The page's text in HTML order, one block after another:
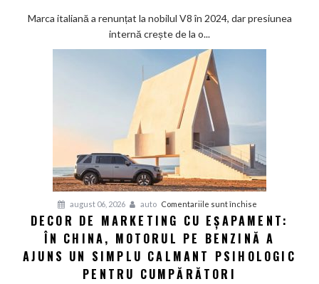
și
din
nou
după
și
pedală
de
ambreiaj
Marca italiană a renunțat la nobilul V8 în 2024, dar presiunea
internă crește de la o...
august 06, 2026 auto Comentariile sunt închise
Decor
de
marketing
DECOR DE MARKETING CU EȘAPAMENT:
ÎN CHINA, MOTORUL PE BENZINĂ A
AJUNS UN SIMPLU CALMANT PSIHOLOGIC
PENTRU CUMPĂRĂTORI